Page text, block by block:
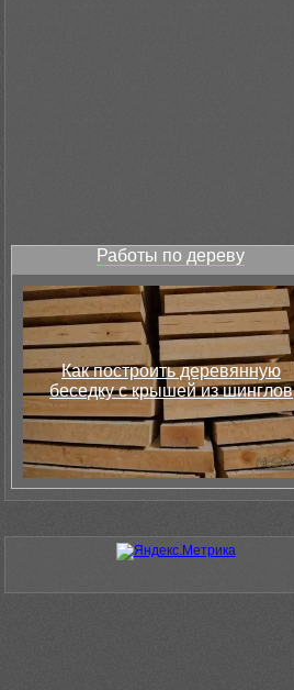
Работы по дереву
Как построить деревянную
беседку с крышей из шинглов